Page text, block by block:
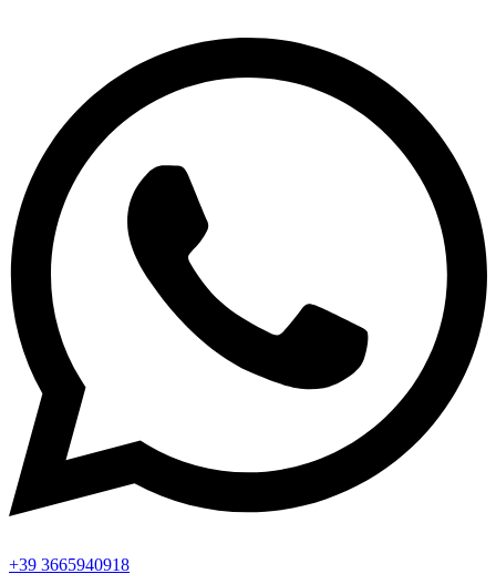
+39 3665940918